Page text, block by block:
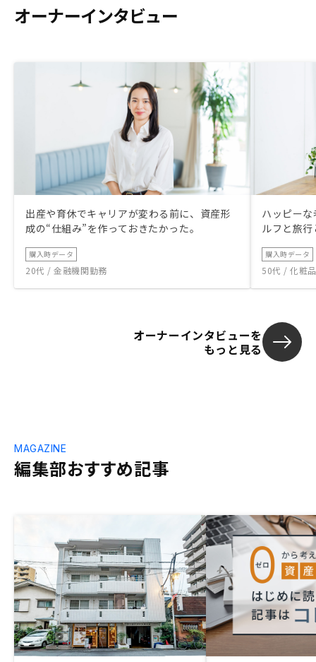
オーナーインタビュー
出産や育休でキャリアが変わる前に、資産形
成の“仕組み”を作っておきたかった。
購入時データ
20代 / 金融機関勤務
ハッピー
ルフと旅
購入時データ
50代 / 化粧
オーナーインタビューを
もっと見る
編集部おすすめ記事
MAGAZINE